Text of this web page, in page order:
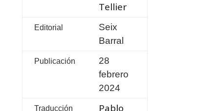
Tellier
Editorial
Seix
Barral
Publicación
28
febrero
2024
Traducción
Pablo